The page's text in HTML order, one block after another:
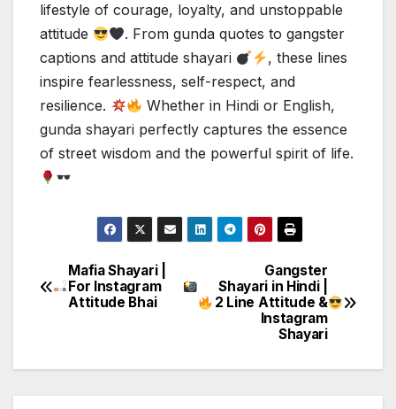
lifestyle of courage, loyalty, and unstoppable
attitude
. From gunda quotes to gangster
captions and attitude shayari
, these lines
inspire fearlessness, self-respect, and
resilience.
Whether in Hindi or English,
gunda shayari perfectly captures the essence
of street wisdom and the powerful spirit of life.
Post
navigation
Gangster
Shayari in Hindi |
2 Line Attitude &
Instagram
Shayari
Mafia Shayari |
For Instagram
Attitude Bhai